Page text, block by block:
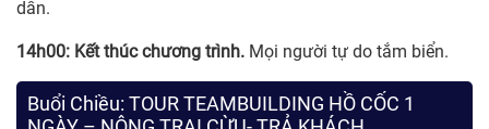
dẫn.
14h00: Kết thúc chương trình. Mọi người tự do tắm biển.
Buổi Chiều: TOUR TEAMBUILDING HỒ CỐC 1